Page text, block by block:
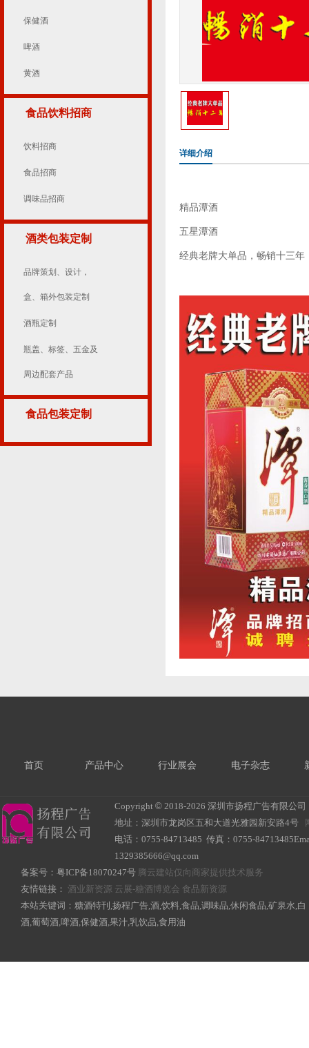
保健酒
啤酒
黄酒
食品饮料招商
饮料招商
食品招商
调味品招商
酒类包装定制
品牌策划、设计，
盒、箱外包装定制
酒瓶定制
瓶盖、标签、五金及
周边配套产品
食品包装定制
详细介绍
精品潭酒
五星潭酒
经典老牌大单品，畅销十三年
首页 产品中心 行业展会 电子杂志
Copyright © 2018-2026 深圳市扬程广告有限公
地址：深圳市龙岗区五和大道光雅园新安路4号
电话：0755-84713485 传真：0755-
1329385666@qq.com
备案号： 粤ICP备18070247号 腾云建站仅向商家提供技术服务
友情链接： 酒业新资源 云展-糖酒博览会 食品新资源
本站关键词：糖酒特刊,扬程广告,酒,饮料,食品,调味品,休闲食品,矿泉水,白
酒,葡萄酒,啤酒,保健酒,果汁,乳饮品,食用油